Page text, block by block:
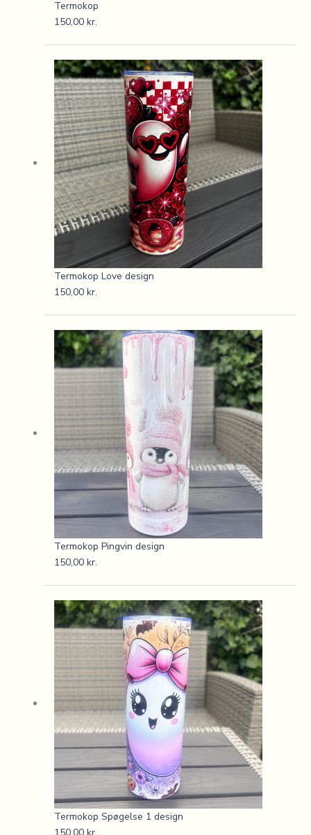
Termokop
150,00 kr.
Termokop Love design
150,00 kr.
Termokop Pingvin design
150,00 kr.
Termokop Spøgelse 1 design